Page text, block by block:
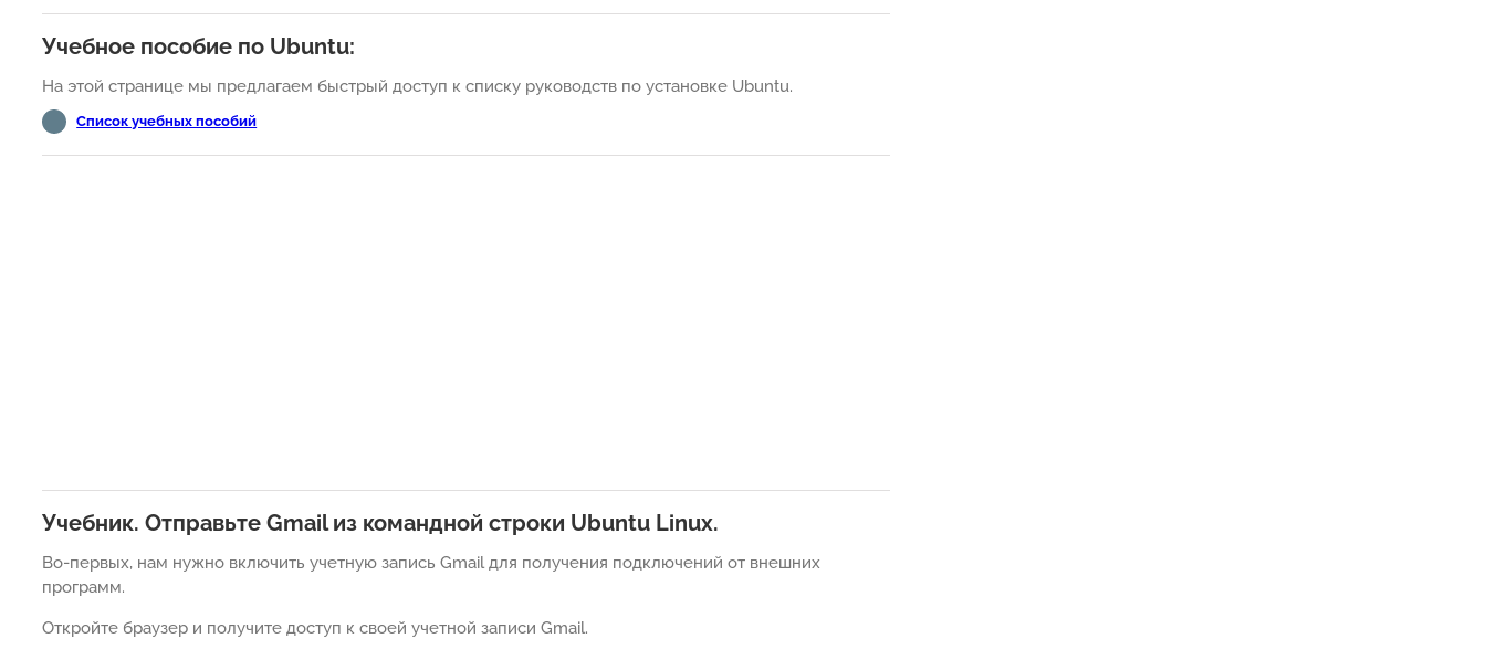
Учебное пособие по Ubuntu:
На этой странице мы предлагаем быстрый доступ к списку руководств по установке Ubuntu.
Список учебных пособий
Учебник. Отправьте Gmail из командной строки Ubuntu Linux.
Во-первых, нам нужно включить учетную запись Gmail для получения подключений от внешних
программ.
Откройте браузер и получите доступ к своей учетной записи Gmail.